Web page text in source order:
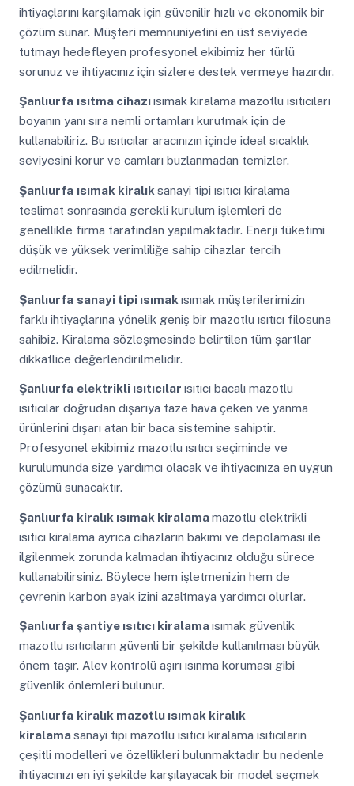
ihtiyaçlarını karşılamak için güvenilir hızlı ve ekonomik bir
çözüm sunar. Müşteri memnuniyetini en üst seviyede
tutmayı hedefleyen profesyonel ekibimiz her türlü
sorunuz ve ihtiyacınız için sizlere destek vermeye hazırdır.
Şanlıurfa ısıtma cihazıısımak kiralama mazotlu ısıtıcıları
boyanın yanı sıra nemli ortamları kurutmak için de
kullanabiliriz. Bu ısıtıcılar aracınızın içinde ideal sıcaklık
seviyesini korur ve camları buzlanmadan temizler.
Şanlıurfa ısımak kiralık sanayi tipi ısıtıcı kiralama
teslimat sonrasında gerekli kurulum işlemleri de
genellikle firma tarafından yapılmaktadır. Enerji tüketimi
düşük ve yüksek verimliliğe sahip cihazlar tercih
edilmelidir.
Şanlıurfa sanayi tipi ısımak ısımak müşterilerimizin
farklı ihtiyaçlarına yönelik geniş bir mazotlu ısıtıcı filosuna
sahibiz. Kiralama sözleşmesinde belirtilen tüm şartlar
dikkatlice değerlendirilmelidir.
Şanlıurfa elektrikli ısıtıcılar ısıtıcı bacalı mazotlu
ısıtıcılar doğrudan dışarıya taze hava çeken ve yanma
ürünlerini dışarı atan bir baca sistemine sahiptir.
Profesyonel ekibimiz mazotlu ısıtıcı seçiminde ve
kurulumunda size yardımcı olacak ve ihtiyacınıza en uygun
çözümü sunacaktır.
Şanlıurfa kiralık ısımak kiralamamazotlu elektrikli
ısıtıcı kiralama ayrıca cihazların bakımı ve depolaması ile
ilgilenmek zorunda kalmadan ihtiyacınız olduğu sürece
kullanabilirsiniz. Böylece hem işletmenizin hem de
çevrenin karbon ayak izini azaltmaya yardımcı olurlar.
Şanlıurfa şantiye ısıtıcı kiralamaısımak güvenlik
mazotlu ısıtıcıların güvenli bir şekilde kullanılması büyük
önem taşır. Alev kontrolü aşırı ısınma koruması gibi
güvenlik önlemleri bulunur.
Şanlıurfa kiralık mazotlu ısımak kiralık
kiralamasanayi tipi mazotlu ısıtıcı kiralama ısıtıcıların
çeşitli modelleri ve özellikleri bulunmaktadır bu nedenle
ihtiyacınızı en iyi şekilde karşılayacak bir model seçmek